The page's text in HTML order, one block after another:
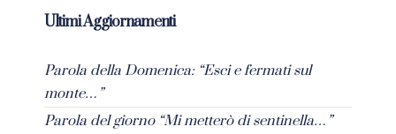
Ultimi Aggiornamenti
Parola della Domenica: “Esci e fermati sul
monte…”
Parola del giorno “Mi metterò di sentinella…”